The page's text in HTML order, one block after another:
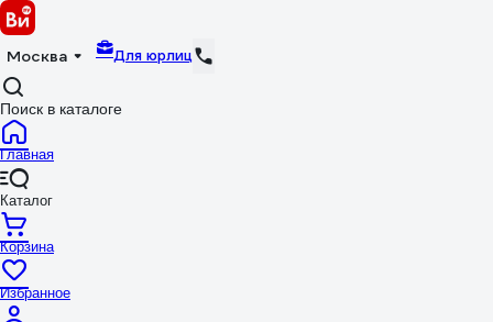
Москва Для юрлиц
Поиск в каталоге
Главная
Каталог
Корзина
Избранное